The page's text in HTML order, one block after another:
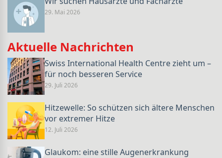
29. Mai 2026
Aktuelle Nachrichten
Swiss International Health Centre zieht um –
für noch besseren Service
29. Juli 2026
Hitzewelle: So schützen sich ältere Menschen
vor extremer Hitze
12. Juli 2026
Glaukom: eine stille Augenerkrankung